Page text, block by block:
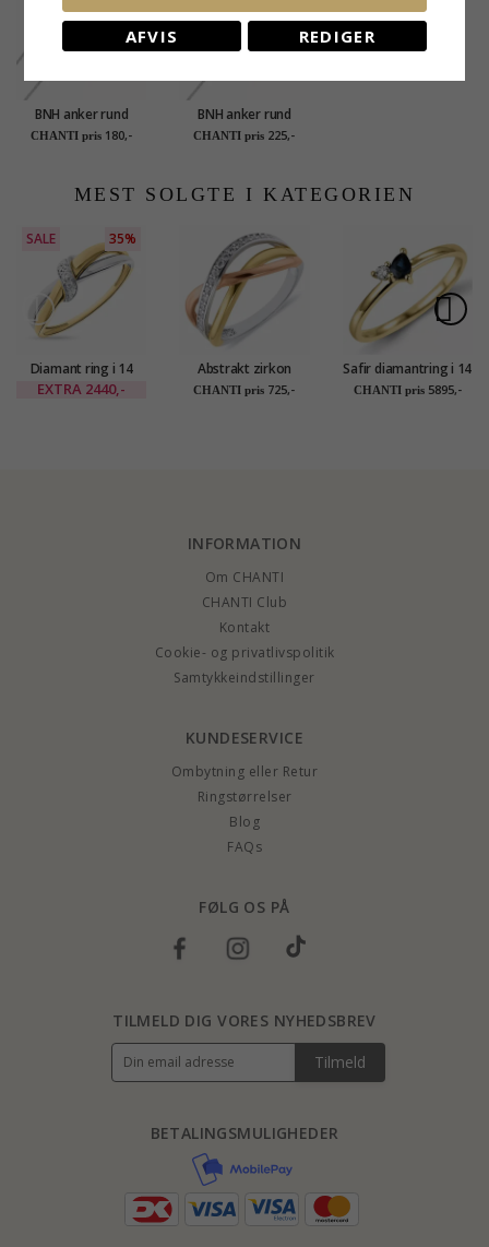
BNH anker rund
halskæde i sølv 45 cm
CHANTI pris 180,-
BNH anker rund
halskæde i sølv 60 cm
CHANTI pris 225,-
MEST SOLGTE I KATEGORIEN
SALE 35%
Diamant ring i 14
karat guld.- og
EXTRA 2440,-
Abstrakt zirkon
Fingerringe i sølv
CHANTI pris 725,-
Safir diamantring i 14
karat guld 0,22 ct
CHANTI pris 5895,-
INFORMATION
Om CHANTI
CHANTI Club
Kontakt
Cookie- og privatlivspolitik
Samtykkeindstillinger
KUNDESERVICE
Ombytning eller Retur
Ringstørrelser
Blog
FAQs
FØLG OS PÅ
BETALINGSMULIGHEDER
TILMELD DIG VORES NYHEDSBREV
Tilmeld
AFVIS REDIGER